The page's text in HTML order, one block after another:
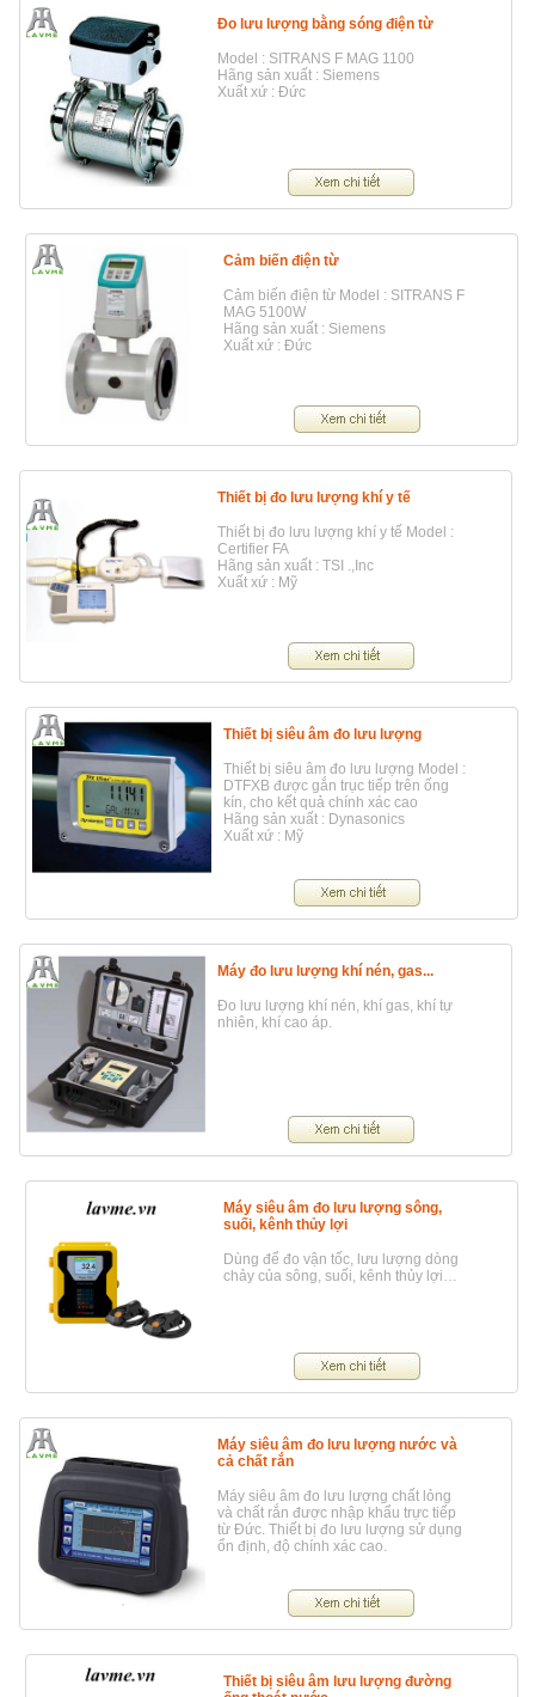
Đo lưu lượng bằng sóng điện từ
Model : SITRANS F MAG 1100
Hãng sản xuất : Siemens
Xuất xứ : Đức
Cảm biến điện từ
Cảm biến điện từ Model : SITRANS F
MAG 5100W
Hãng sản xuất : Siemens
Xuất xứ : Đức
Thiết bị đo lưu lượng khí y tế
Thiết bị đo lưu lượng khí y tế Model :
Certifier FA
Hãng sản xuất : TSI .,Inc
Xuất xứ : Mỹ
Thiết bị siêu âm đo lưu lượng
Thiết bị siêu âm đo lưu lượng Model :
DTFXB được gắn trục tiếp trên ống
kín, cho kết quả chính xác cao
Hãng sản xuất : Dynasonics
Xuất xứ : Mỹ
Máy đo lưu lượng khí nén, gas...
Đo lưu lượng khí nén, khí gas, khí tự
nhiên, khí cao áp.
Máy siêu âm đo lưu lượng sông,
suối, kênh thủy lợi
Dùng để đo vận tốc, lưu lượng dòng
chảy của sông, suối, kênh thủy lợi…
Máy siêu âm đo lưu lượng nước và
cả chất rắn
Máy siêu âm đo lưu lượng chất lỏng
và chất rắn được nhập khẩu trực tiếp
từ Đức. Thiết bị đo lưu lượng sử dụng
ổn định, độ chính xác cao.
Thiết bị siêu âm lưu lượng đường